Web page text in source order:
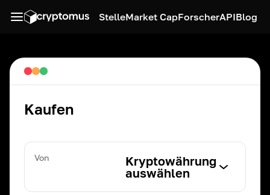
StelleMarket CapForscherAPIBlog
Kaufen
Von
Kryptowährung
auswählen